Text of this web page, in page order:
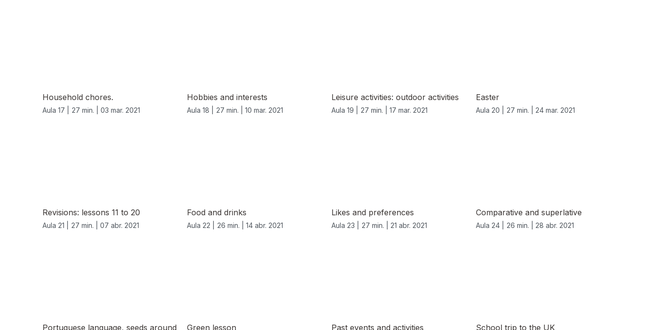
Household chores.
Aula 17 | 27 min. | 03 mar. 2021
Hobbies and interests
Aula 18 | 27 min. | 10 mar. 2021
Leisure activities: outdoor activities
Aula 19 | 27 min. | 17 mar. 2021
Easter
Aula 20 | 27 min. | 24 mar. 2021
Revisions: lessons 11 to 20
Aula 21 | 27 min. | 07 abr. 2021
Food and drinks
Aula 22 | 26 min. | 14 abr. 2021
Likes and preferences
Aula 23 | 27 min. | 21 abr. 2021
Comparative and superlative
Aula 24 | 26 min. | 28 abr. 2021
Portuguese language, seeds around
Green lesson Past events and activities School trip to the UK